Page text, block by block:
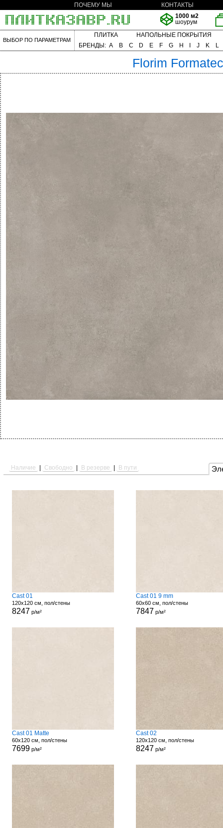
ПОЧЕМУ МЫ
КОНТАКТЫ
1000 м2
шоурум
ВЫБОР ПО ПАРАМЕТРАМ
ПЛИТКА
НАПОЛЬНЫЕ ПОКРЫТИЯ
БРЕНДЫ: A B C D E F G H J K L
Florim
Наличие Свободно В резерве В пути
Cast 01
120x120 см, пол/стены
8247 р/м²
Cast 01 9 mm
60x60 см, пол/стены
7847 р/м²
Cast 01 Matte
60x120 см, пол/стены
7699р/м²
Cast 02
120x120 см, пол/стены
8247 р/м²